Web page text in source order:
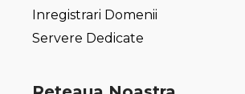
Inregistrari Domenii
Servere Dedicate